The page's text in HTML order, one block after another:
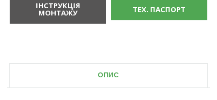
ІНСТРУКЦІЯ
МОНТАЖУ ТЕХ. ПАСПОРТ
ОПИС